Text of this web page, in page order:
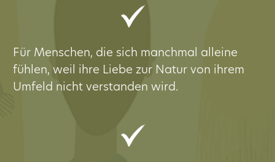
Für Menschen, die sich manchmal alleine
fühlen, weil ihre Liebe zur Natur von ihrem
Umfeld nicht verstanden wird.